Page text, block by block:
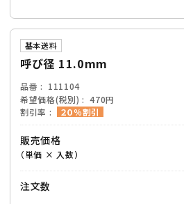
基本送料
呼び径 11.0mm
品番
111104
希望価格(税別)
470円
割引率
２０％割引
販売価格
（単価 × 入数）
注文数